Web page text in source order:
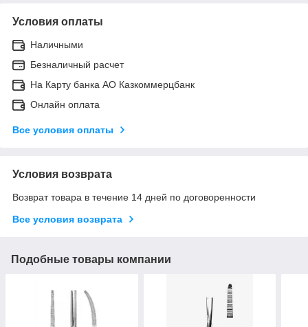
Условия оплаты
Наличными
Безналичный расчет
На Карту банка АО Казкоммерцбанк
Онлайн оплата
Все условия оплаты
Условия возврата
Возврат товара в течение 14 дней по договоренности
Все условия возврата
Подобные товары компании